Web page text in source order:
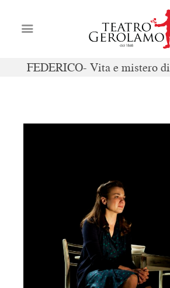
FEDERICO- Vita e mistero
Il Gerolamo